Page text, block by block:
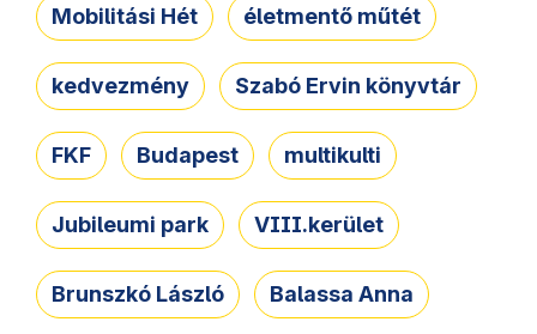
Mobilitási Hét életmentő műtét
kedvezmény Szabó Ervin könyvtár
FKF Budapest multikulti
Jubileumi park VIII.kerület
Brunszkó László Balassa Anna